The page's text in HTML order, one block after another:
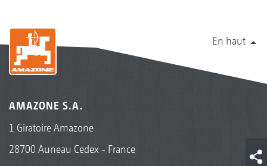
En haut
AMAZONE S.A.
1 Giratoire Amazone
28700 Auneau Cedex - France